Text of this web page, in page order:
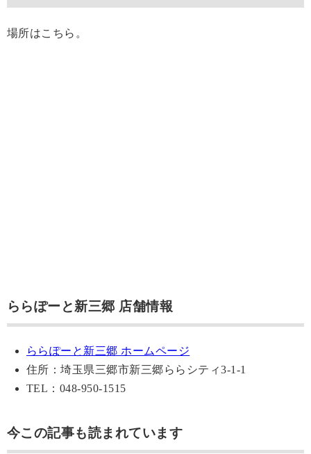
場所はこちら。
ららぽーと新三郷 店舗情報
ららぽーと新三郷 ホームページ
住所：埼玉県三郷市新三郷ららシティ3-1-1
TEL：048-950-1515
今この記事も読まれています